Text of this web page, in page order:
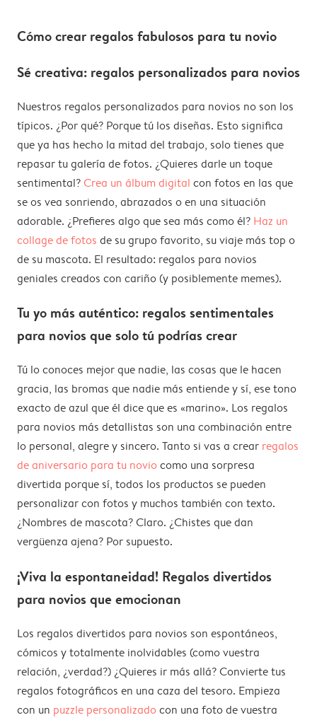
Cómo crear regalos fabulosos para tu novio
Sé creativa: regalos personalizados para novios
Nuestros regalos personalizados para novios no son los
típicos. ¿Por qué? Porque tú los diseñas. Esto significa
que ya has hecho la mitad del trabajo, solo tienes que
repasar tu galería de fotos. ¿Quieres darle un toque
sentimental? Crea un álbum digital con fotos en las que
se os vea sonriendo, abrazados o en una situación
adorable. ¿Prefieres algo que sea más como él? Haz un
collage de fotos de su grupo favorito, su viaje más top o
de su mascota. El resultado: regalos para novios
geniales creados con cariño (y posiblemente memes).
Tu yo más auténtico: regalos sentimentales
para novios que solo tú podrías crear
Tú lo conoces mejor que nadie, las cosas que le hacen
gracia, las bromas que nadie más entiende y sí, ese tono
exacto de azul que él dice que es «marino». Los regalos
para novios más detallistas son una combinación entre
lo personal, alegre y sincero. Tanto si vas a crear regalos
de aniversario para tu novio como una sorpresa
divertida porque sí, todos los productos se pueden
personalizar con fotos y muchos también con texto.
¿Nombres de mascota? Claro. ¿Chistes que dan
vergüenza ajena? Por supuesto.
¡Viva la espontaneidad! Regalos divertidos
para novios que emocionan
Los regalos divertidos para novios son espontáneos,
cómicos y totalmente inolvidables (como vuestra
relación, ¿verdad?) ¿Quieres ir más allá? Convierte tus
regalos fotográficos en una caza del tesoro. Empieza
con un puzzle personalizado con una foto de vuestra